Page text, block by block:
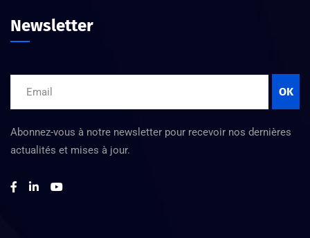
Newsletter
OK
Abonnez-vous à notre newsletter pour recevoir nos dernières
actualités et mises à jour.